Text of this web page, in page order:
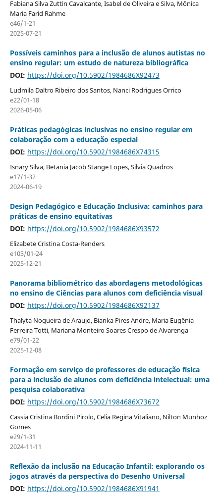
Fabiana Silva Zuttin Cavalcante, Isabel de Oliveira e Silva, Mônica
Maria Farid Rahme
e46/1-21
2025-07-21
Possíveis caminhos para a inclusão de alunos autistas no
ensino regular: um estudo de natureza bibliográfica
DOI: https://doi.org/10.5902/1984686X92473
Ludmila Daltro Ribeiro dos Santos, Nanci Rodrigues Orrico
e22/01-18
2026-05-06
Práticas pedagógicas inclusivas no ensino regular em
colaboração com a educação especial
DOI: https://doi.org/10.5902/1984686X74315
Isnary Silva, Betania Jacob Stange Lopes, Silvia Quadros
e17/1-32
2024-06-19
Design Pedagógico e Educação Inclusiva: caminhos para
práticas de ensino equitativas
DOI: https://doi.org/10.5902/1984686X93572
Elizabete Cristina Costa-Renders
e103/01-24
2025-12-21
Panorama bibliométrico das abordagens metodológicas
no ensino de Ciências para alunos com deficiência visual
DOI: https://doi.org/10.5902/1984686X92137
Thalyta Nogueira de Araujo, Bianka Pires Andre, Maria Eugênia
Ferreira Totti, Mariana Monteiro Soares Crespo de Alvarenga
e79/01-22
2025-12-08
Formação em serviço de professores de educação física
para a inclusão de alunos com deficiência intelectual: uma
pesquisa colaborativa
DOI: https://doi.org/10.5902/1984686X73672
Cassia Cristina Bordini Pirolo, Celia Regina Vitaliano, Nilton Munhoz
Gomes
e29/1-31
2024-11-11
Reflexão da inclusão na Educação Infantil: explorando os
jogos através da perspectiva do Desenho Universal
DOI: https://doi.org/10.5902/1984686X91941